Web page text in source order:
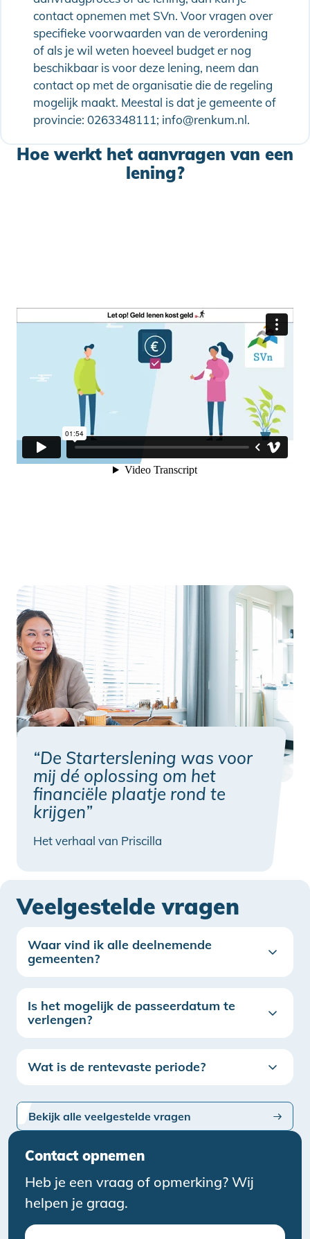
contact opnemen met SVn. Voor vragen over
specifieke voorwaarden van de verordening
of als je wil weten hoeveel budget er nog
beschikbaar is voor deze lening, neem dan
contact op met de organisatie die de regeling
mogelijk maakt. Meestal is dat je gemeente of
provincie: 0263348111; info@renkum.nl.
Hoe werkt het aanvragen van een
lening?
“De Starterslening was voor
mij dé oplossing om het
financiële plaatje rond te
krijgen”
Het verhaal van Priscilla
Veelgestelde vragen
Waar vind ik alle deelnemende
gemeenten?
Is het mogelijk de passeerdatum te
verlengen?
Wat is de rentevaste periode?
Bekijk alle veelgestelde vragen
Contact opnemen
Heb je een vraag of opmerking? Wij
helpen je graag.